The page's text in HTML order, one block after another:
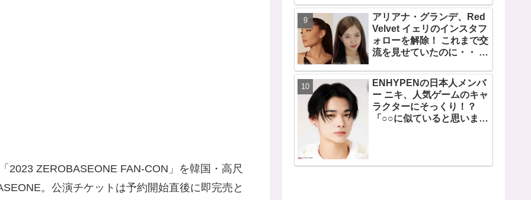
2023 ZEROBASEONE FAN-CON」を韓国・高尺
。公演チケットは予約開始直後に即完売と
する彼女たちのスゴさと
は？
アリアナ・グランデ、Red
Velvet イェリのインスタフ
ォローを解除！ これまで交
流を見せていたのに・・ 一
由を推測
ENHYPENの日本人メンバ
ー ニキ、人気ゲームのキャ
ラクターにそっくり！？
「○○に似ていると思いま
「客観的な視点で自分を見